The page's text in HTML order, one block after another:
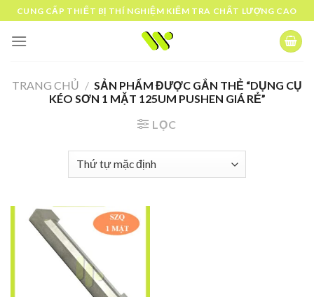
Skip
to
content
CUNG CẤP THIẾT BỊ THÍ NGHIỆM KIỂM TRA CHẤT LƯỢNG CAO
TRANG CHỦ / SẢN PHẨM ĐƯỢC GẮN THẺ “DỤNG CỤ
KÉO SƠN 1 MẶT 125UM PUSHEN GIÁ RẺ”
LỌC